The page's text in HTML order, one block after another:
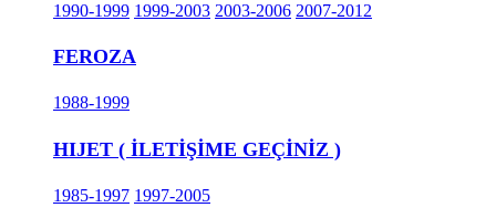
1990-1999 1999-2003 2003-2006 2007-2012
FEROZA
1988-1999
HIJET ( İLETİŞİME GEÇİNİZ )
1985-1997 1997-2005